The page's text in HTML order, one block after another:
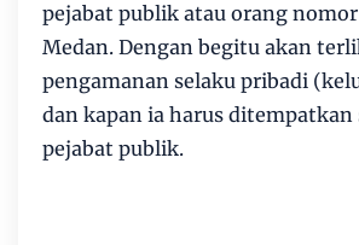
pejabat publik atau orang
Medan. Dengan begitu akan
pengamanan selaku pribadi
dan kapan ia harus ditempatkan
pejabat publik.